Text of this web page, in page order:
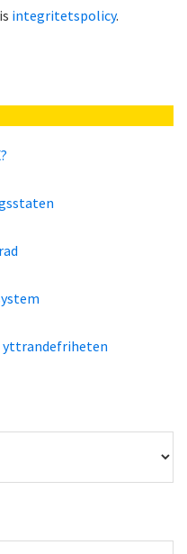
integritetspolicy.
yttrandefriheten